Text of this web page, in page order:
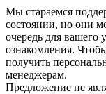
Мы стараемся
состоянии, но они
очередь для вашего
ознакомления.
получить
менеджерам.
Предложение не